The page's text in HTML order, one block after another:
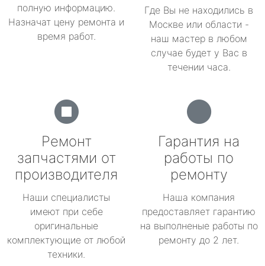
полную информацию.
Назначат цену ремонта и
время работ.
Где Вы не находились в
Москве или области -
наш мастер в любом
случае будет у Вас в
течении часа.
Ремонт
запчастями от
производителя
Наши специалисты
имеют при себе
оригинальные
комплектующие от любой
техники.
Гарантия на
работы по
ремонту
Наша компания
предоставляет гарантию
на выполненые работы по
ремонту до 2 лет.